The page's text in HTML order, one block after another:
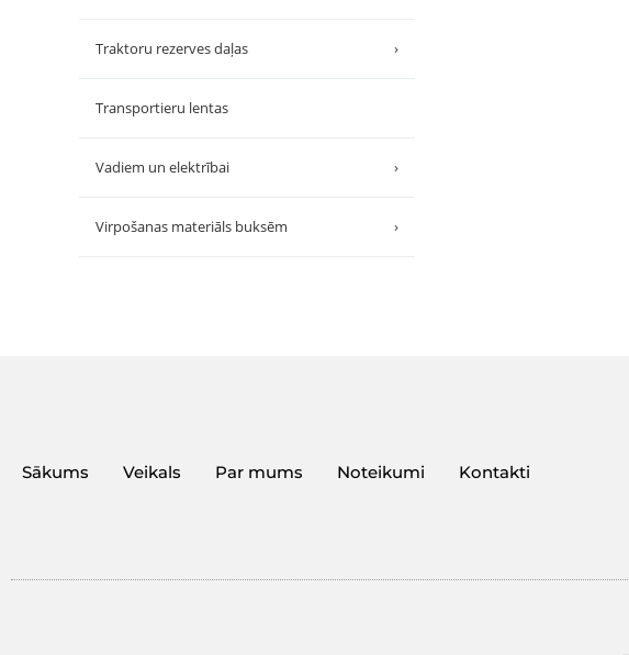
Traktoru rezerves daļas ›
Transportieru lentas
Vadiem un elektrībai ›
Virpošanas materiāls buksēm ›
Sākums Veikals Par mums Noteikumi Kontakti